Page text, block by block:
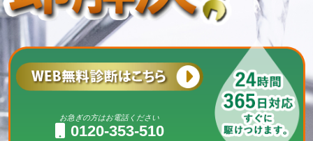
お急ぎの方はお電話ください
0120-353-510